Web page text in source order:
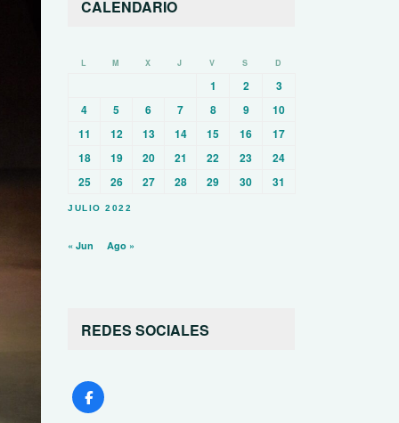
CALENDARIO
JULIO 2022
L M X J V S D
1 2
3
4
5 6 7 8 9
10
11
12 13 14 15 16
17
18
19 20 21 22 23
24
25
26 27 28 29 30 31
« Jun Ago »
REDES SOCIALES